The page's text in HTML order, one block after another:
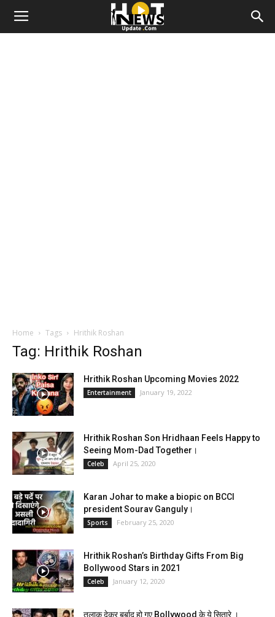
Home Tags Hrithik Roshan
Tag: Hrithik Roshan
Hrithik Roshan Upcoming Movies 2022
Entertainment January 19, 2022
Hrithik Roshan Son Hridhaan Feels Happy to
Seeing Mom-Dad Together।
Celeb April 25, 2020
Karan Johar to make a biopic on BCCI
president Sourav Ganguly।
Sports February 25, 2020
Hrithik Roshan’s Birthday Gifts From Big
Bollywood Stars in 2021
Celeb January 12, 2020
तलाक देकर बर्बाद हो गए Bollywood के ये सितारे ।